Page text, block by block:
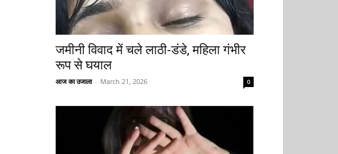
जमीनी विवाद में चले लाठी-डंडे, महिला गंभीर
रूप से घयाल
आज का उजाला - March 21, 2026 0